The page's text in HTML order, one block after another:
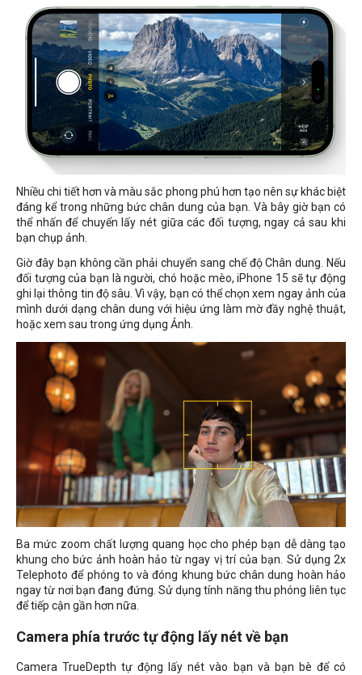
Nhiều chi tiết hơn và màu sắc phong phú hơn tạo nên sự khác biệt
đáng kể trong những bức chân dung của bạn. Và bây giờ bạn có
thể nhấn để chuyển lấy nét giữa các đối tượng, ngay cả sau khi
bạn chụp ảnh.
Giờ đây bạn không cần phải chuyển sang chế độ Chân dung. Nếu
đối tượng của bạn là người, chó hoặc mèo, iPhone 15 sẽ tự động
ghi lại thông tin độ sâu. Vì vậy, bạn có thể chọn xem ngay ảnh của
mình dưới dạng chân dung với hiệu ứng làm mờ đầy nghệ thuật,
hoặc xem sau trong ứng dụng Ảnh.
Ba mức zoom chất lượng quang học cho phép bạn dễ dàng tạo
khung cho bức ảnh hoàn hảo từ ngay vị trí của bạn. Sử dụng 2x
Telephoto để phóng to và đóng khung bức chân dung hoàn hảo
ngay từ nơi bạn đang đứng. Sử dụng tính năng thu phóng liên tục
để tiếp cận gần hơn nữa.
Camera phía trước tự động lấy nét về bạn
Camera TrueDepth tự động lấy nét vào bạn và bạn bè để có